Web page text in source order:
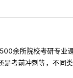
余所院校考研专业
考前冲刺等，不同